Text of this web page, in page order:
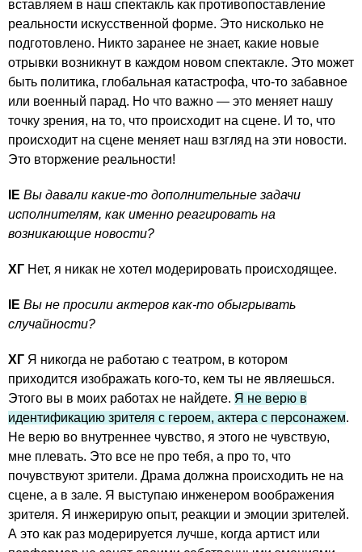
вставляем в наш спектакль как противопоставление
реальности искусственной форме. Это нисколько не
подготовлено. Никто заранее не знает, какие новые
отрывки возникнут в каждом новом спектакле. Это может
быть политика, глобальная катастрофа, что-то забавное
или военный парад. Но что важно — это меняет нашу
точку зрения, на то, что происходит на сцене. И то, что
происходит на сцене меняет наш взгляд на эти новости.
Это вторжение реальности!
IE Вы давали какие-то дополнительные задачи
исполнителям, как именно реагировать на
возникающие новости?
ХГ Нет, я никак не хотел модерировать происходящее.
IE Вы не просили актеров как-то обыгрывать
случайности?
ХГ Я никогда не работаю с театром, в котором
приходится изображать кого-то, кем ты не являешься.
Этого вы в моих работах не найдете. Я не верю в
идентификацию зрителя с героем, актера с персонажем.
Не верю во внутреннее чувство, я этого не чувствую,
мне плевать. Это все не про тебя, а про то, что
почувствуют зрители. Драма должна происходить не на
сцене, а в зале. Я выступаю инженером воображения
зрителя. Я инжерирую опыт, реакции и эмоции зрителей.
А это как раз модерируется лучше, когда артист или